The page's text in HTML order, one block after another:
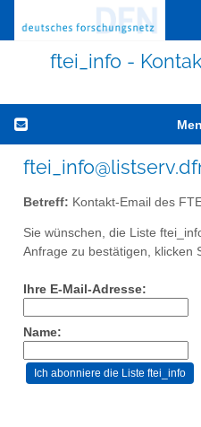
ftei_info -
Betreff: Kontakt-Email des
Sie wünschen, die Liste
Anfrage zu bestätigen, klicken
Ihre E-Mail-Adresse:
Name: